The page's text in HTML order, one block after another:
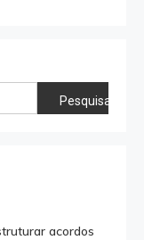
Pesquisar
acordos